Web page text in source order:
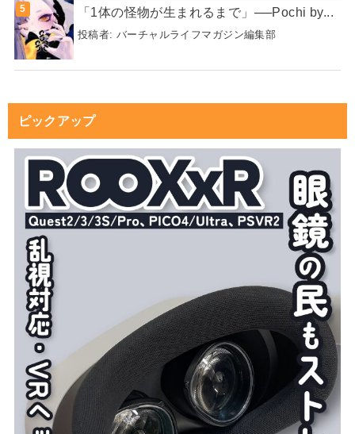
「1体の怪物が生まれるまで」──Pochi by...
投稿者: バーチャルライフマガジン編集部
ピックアップ